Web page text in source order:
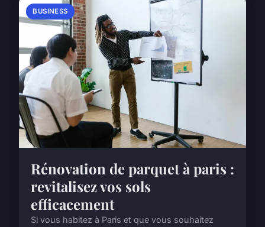
BUSINESS
Rénovation de parquet à paris :
revitalisez vos sols
efficacement
Si vous habitez à Paris et que vous souhaitez